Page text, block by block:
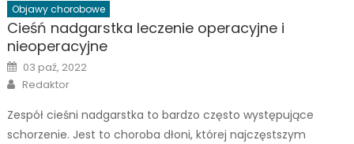
Objawy chorobowe
Cieśń nadgarstka leczenie operacyjne i
nieoperacyjne
Posted
on
03 paź, 2022
Author
Redaktor
Zespół cieśni nadgarstka to bardzo często występujące
schorzenie. Jest to choroba dłoni, której najczęstszym